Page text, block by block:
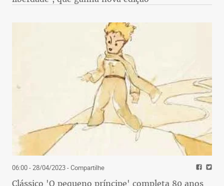
06:00 - 28/04/2023- Compartilhe
Clássico 'O pequeno príncipe' completa 80 anos